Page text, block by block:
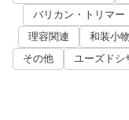
バリカン・トリマー
理容関連
和装小物
その他
ユーズドシ